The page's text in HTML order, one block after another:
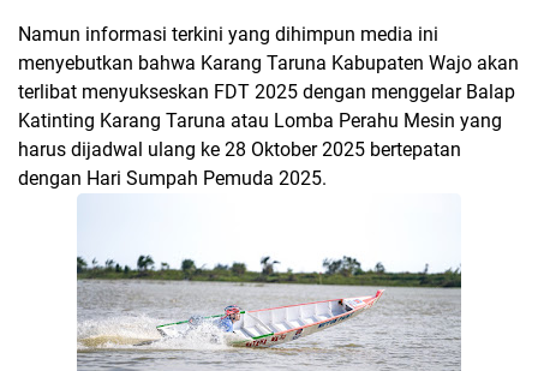
Namun informasi terkini yang dihimpun media ini
menyebutkan bahwa Karang Taruna Kabupaten Wajo akan
terlibat menyukseskan FDT 2025 dengan menggelar Balap
Katinting Karang Taruna atau Lomba Perahu Mesin yang
harus dijadwal ulang ke 28 Oktober 2025 bertepatan
dengan Hari Sumpah Pemuda 2025.